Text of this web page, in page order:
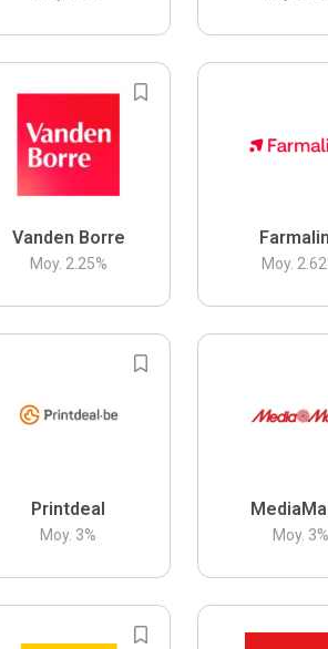
Vanden Borre
Moy. 2.25% Moy. 2.62
Printdeal
Moy. 3% Moy. 3%